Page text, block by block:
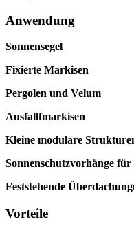
Anwendung
Sonnensegel
Fixierte Markisen
Pergolen und Velum
Ausfallfmarkisen
Kleine modulare
Sonnenschutzvorhänge für
Feststehende
Vorteile